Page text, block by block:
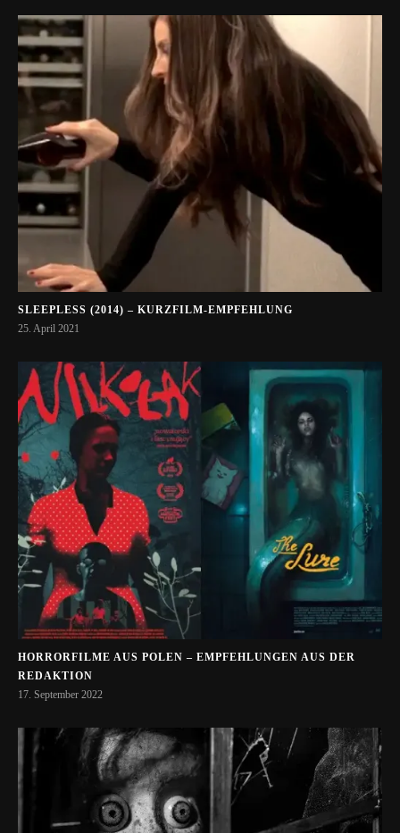
SLEEPLESS (2014) – KURZFILM-EMPFEHLUNG
25. April 2021
HORRORFILME AUS POLEN – EMPFEHLUNGEN AUS DER
REDAKTION
17. September 2022